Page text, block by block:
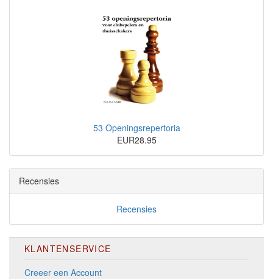
53 Openingsrepertoria
EUR28.95
Recensies
Recensies
KLANTENSERVICE
Creeer een Account